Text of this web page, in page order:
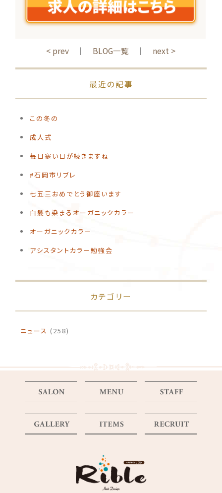
< prev｜ BLOG一覧 ｜ next >
最近の記事
この冬の
️成人式
毎日寒い日が続きますね
#石岡市リブレ
️七五三おめでとう御座います
白髪も染まるオーガニックカラー
オーガニックカラー
アシスタントカラー勉強会
カテゴリー
ニュース (258)